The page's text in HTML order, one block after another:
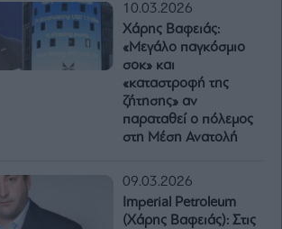
10.03.2026
Χάρης Βαφειάς:
«Μεγάλο παγκόσμιο
σοκ» και
«καταστροφή της
ζήτησης» αν
παραταθεί ο πόλεμος
στη Μέση Ανατολή
09.03.2026
Imperial Petroleum
(Χάρης Βαφειάς): Στις